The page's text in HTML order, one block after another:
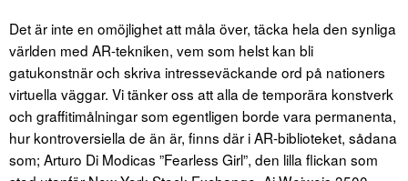
Det är inte en omöjlighet att måla över, täcka hela den synliga
världen med AR-tekniken, vem som helst kan bli
gatukonstnär och skriva intresseväckande ord på nationers
virtuella väggar. Vi tänker oss att alla de temporära konstverk
och graffitimålningar som egentligen borde vara permanenta,
hur kontroversiella de än är, finns där i AR-biblioteket, sådana
som; Arturo Di Modicas ”Fearless Girl”, den lilla flickan som